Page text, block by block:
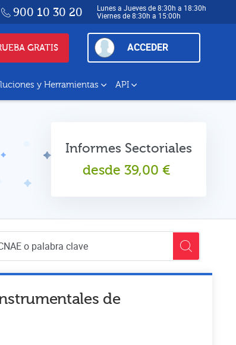
900 10 30 20
Lunes a Jueves de 8:30h a 18:30h
Viernes de 8:30h a 15:00h
GRATIS ACCEDER
y Herramientas API
Informes Sectoriales
desde 39,00 €
de